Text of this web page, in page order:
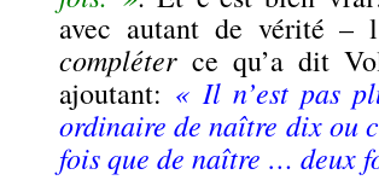
avec autant de vérité –
compléterce qu’a dit
ajoutant: « Il n’est pas
ordinaire de naître dix ou
fois que de naître … deux